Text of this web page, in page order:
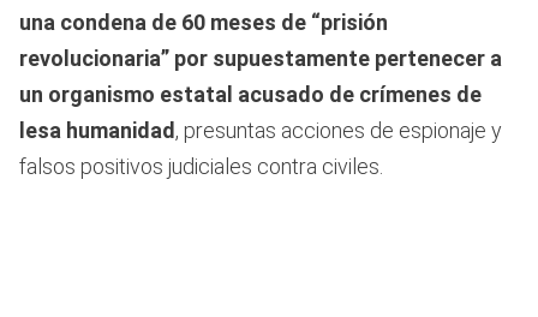
una condena de 60 meses de “prisión
revolucionaria” por supuestamente pertenecer a
un organismo estatal acusado de crímenes de
lesa humanidad, presuntas acciones de espionaje y
falsos positivos judiciales contra civiles.